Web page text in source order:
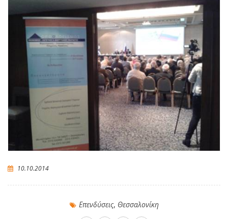
10.10.2014
Επενδύσεις, Θεσσαλονίκη